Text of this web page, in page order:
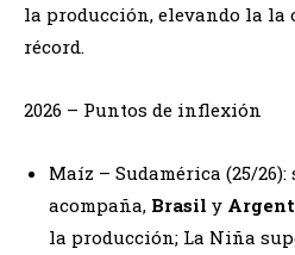
la producción, elevando la la
récord.
2026 – Puntos de inflexión
Maíz – Sudamérica (25/
acompaña, Brasil y
la producción; La Niña